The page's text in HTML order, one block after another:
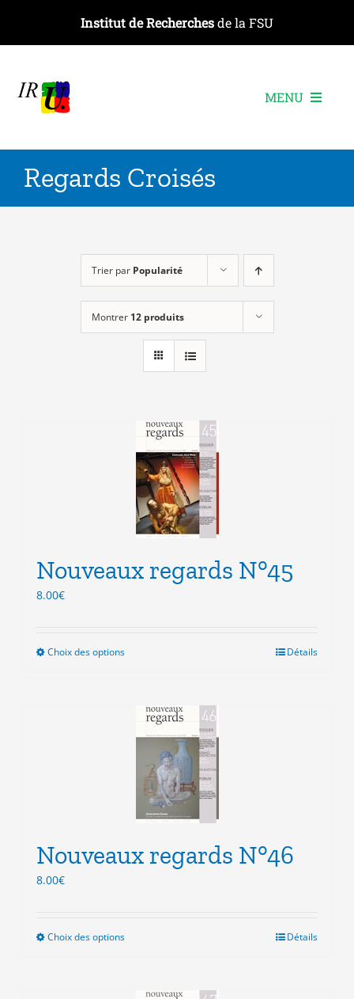
contenu
Institut de Recherchesde la FSU
MENU
Les recherches
Les événements
Regards Croisés
Trier par Popularité
Montrer 12 produits
Nouveaux regards N°45
8.00€
Choix des optionsCe
plusieurs
variations.
Les
options
peuvent
être
choisies
page
Détails
Nouveaux regards N°46
8.00€
Choix des optionsCe
plusieurs
Détails